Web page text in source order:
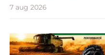
7 aug 2026